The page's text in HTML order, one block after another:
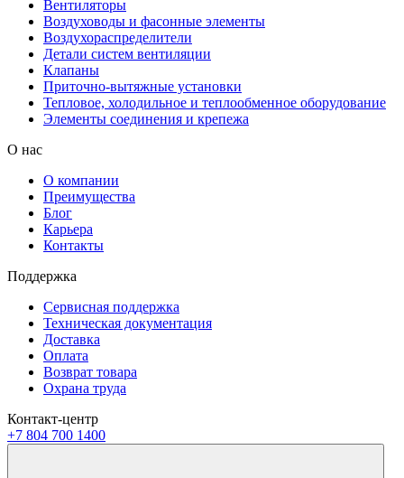
Вентиляторы
Воздуховоды и фасонные элементы
Воздухораспределители
Детали систем вентиляции
Клапаны
Приточно-вытяжные установки
Тепловое, холодильное и теплообменное оборудование
Элементы соединения и крепежа
О нас
О компании
Преимущества
Блог
Карьера
Контакты
Поддержка
Сервисная поддержка
Техническая документация
Доставка
Оплата
Возврат товара
Охрана труда
Контакт-центр
+7 804 700 1400